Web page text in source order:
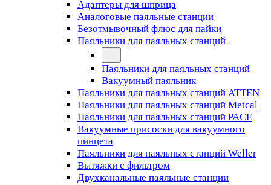
Адаптеры для шприца
Аналоговые паяльные станции
Безотмывочный флюс для пайки
Паяльники для паяльных станций
Паяльники для паяльных станций
Вакуумный паяльник
Паяльники для паяльных станций ATTEN
Паяльники для паяльных станций Metcal
Паяльники для паяльных станций PACE
Вакуумные присоски для вакуумного
пинцета
Паяльники для паяльных станций Weller
Вытяжки с фильтром
Двухканальные паяльные станции